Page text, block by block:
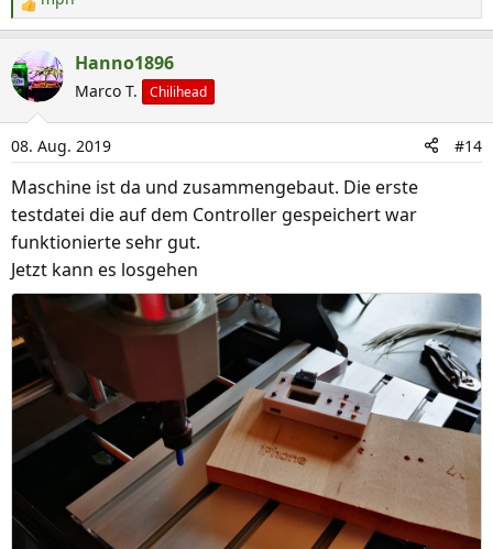
R
e
a
k
t
i
o
n
n
:
Hanno1896
Marco T. Chilihead
08. Aug. 2019 #14
Maschine ist da und zusammengebaut. Die erste
testdatei die auf dem Controller gespeichert war
funktionierte sehr gut.
Jetzt kann es losgehen